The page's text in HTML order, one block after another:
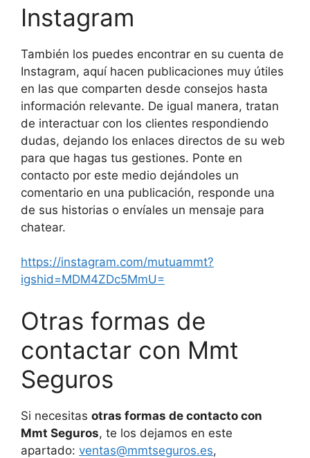
Instagram
También los puedes encontrar en su cuenta de
Instagram, aquí hacen publicaciones muy útiles
en las que comparten desde consejos hasta
información relevante. De igual manera, tratan
de interactuar con los clientes respondiendo
dudas, dejando los enlaces directos de su web
para que hagas tus gestiones. Ponte en
contacto por este medio dejándoles un
comentario en una publicación, responde una
de sus historias o envíales un mensaje para
chatear.
https://instagram.com/mutuammt?
igshid=MDM4ZDc5MmU=
Otras formas de
contactar con Mmt
Seguros
Si necesitas otras formas de contacto con
Mmt Seguros, te los dejamos en este
apartado: ventas@mmtseguros.es,